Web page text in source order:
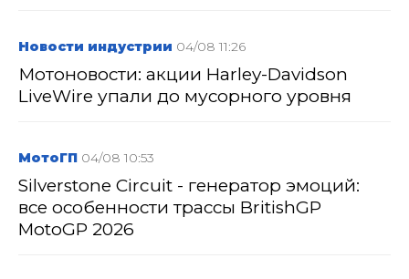
Новости индустрии 04/08 11:26
Мотоновости: акции Harley-Davidson
LiveWire упали до мусорного уровня
МотоГП 04/08 10:53
Silverstone Circuit - генератор эмоций:
все особенности трассы BritishGP
MotoGP 2026